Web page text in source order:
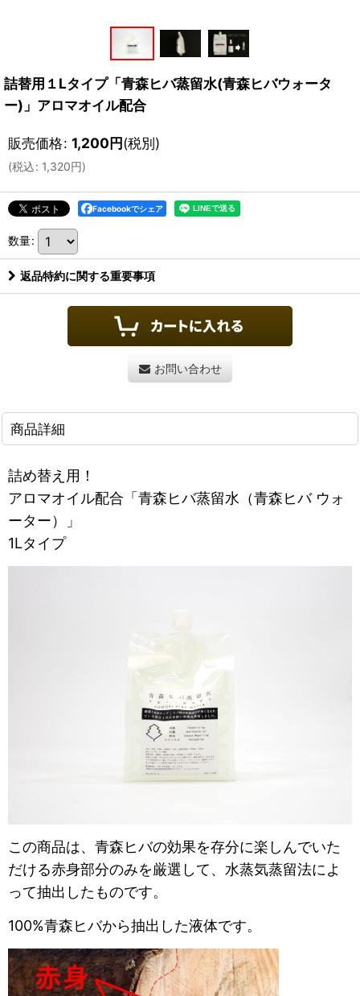
詰替用１Lタイプ「青森ヒバ蒸留水(青森ヒバウォータ
ー)」アロマオイル配合
販売価格: 1,200円(税別)
(税込: 1,320円)
Facebookでシェア
数量:
返品特約に関する重要事項
お問い合わせ
商品詳細
詰め替え用！
アロマオイル配合「青森ヒバ蒸留水（青森ヒバ ウォ
ーター）」
1Lタイプ
この商品は、青森ヒバの効果を存分に楽しんでいた
だける赤身部分のみを厳選して、 水蒸気蒸留法によ
って抽出したものです。
100%青森ヒバから抽出した液体です。